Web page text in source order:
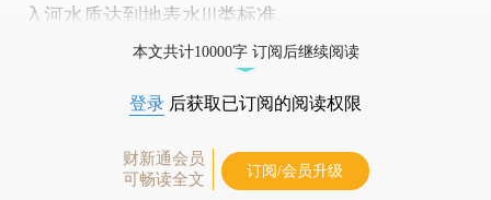
入河水质达到地表水Ⅲ类标准。
本文共计10000字 订阅后继续阅读
登录 后获取已订阅的阅读权限
财新通会员
可畅读全文
订阅/会员升级